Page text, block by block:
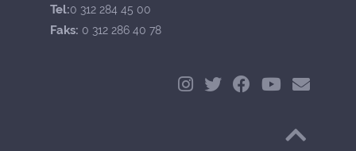
Tel:0 312 284 45 00
Faks: 0 312 286 40 78